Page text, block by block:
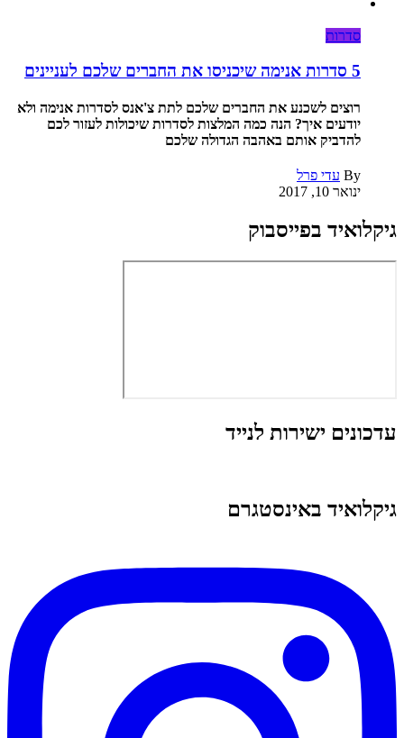
סדרות
5 סדרות אנימה שיכניסו את החברים שלכם לעניינים
רוצים לשכנע את החברים שלכם לתת צ'אנס לסדרות אנימה ולא
יודעים איך? הנה כמה המלצות לסדרות שיכולות לעזור לכם
להדביק אותם באהבה הגדולה שלכם
By עדי פרל
ינואר 10, 2017
גיקלואיד בפייסבוק
עדכונים ישירות לנייד
גיקלואיד באינסטגרם